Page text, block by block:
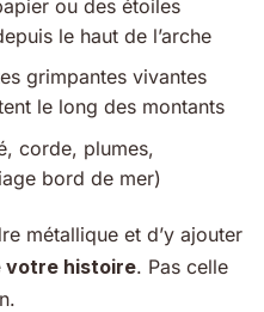
ou des étoiles
le haut de l’arche
grimpantes vivantes
le long des montants
corde, plumes,
bord de mer)
métallique et d’y ajouter
votre histoire. Pas celle